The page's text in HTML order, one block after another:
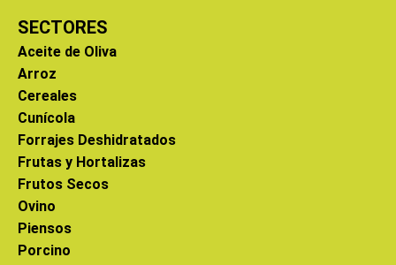
SECTORES
Aceite de Oliva
Arroz
Cereales
Cunícola
Forrajes Deshidratados
Frutas y Hortalizas
Frutos Secos
Ovino
Piensos
Porcino